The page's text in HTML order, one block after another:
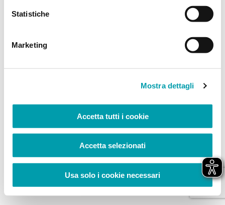
Statistiche
Marketing
Mostra dettagli
Accetta tutti i cookie
Accetta selezionati
Usa solo i cookie necessari